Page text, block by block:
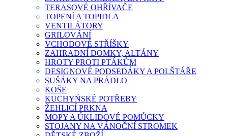
TERASOVÉ OHŘÍVAČE
TOPENÍ A TOPIDLA
VENTILÁTORY
GRILOVÁNÍ
VCHODOVÉ STŘÍŠKY
ZAHRADNÍ DOMKY, ALTÁNY
HROTY PROTI PTÁKŮM
DESIGNOVÉ PODSEDÁKY A POLŠTÁŘE
SUŠÁKY NA PRÁDLO
KOŠE
KUCHYŃSKÉ POTŘEBY
ŽEHLICÍ PRKNA
MOPY A ÚKLIDOVÉ POMŮCKY
STOJANY NA VÁNOČNÍ STROMEK